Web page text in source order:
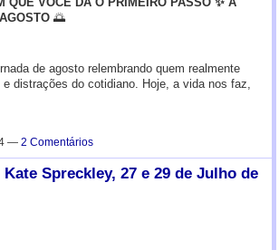
🌅
de agosto relembrando quem realmente
distrações do cotidiano. Hoje, a vida nos faz,
— 2 Comentários
Spreckley, 27 e 29 de Julho de